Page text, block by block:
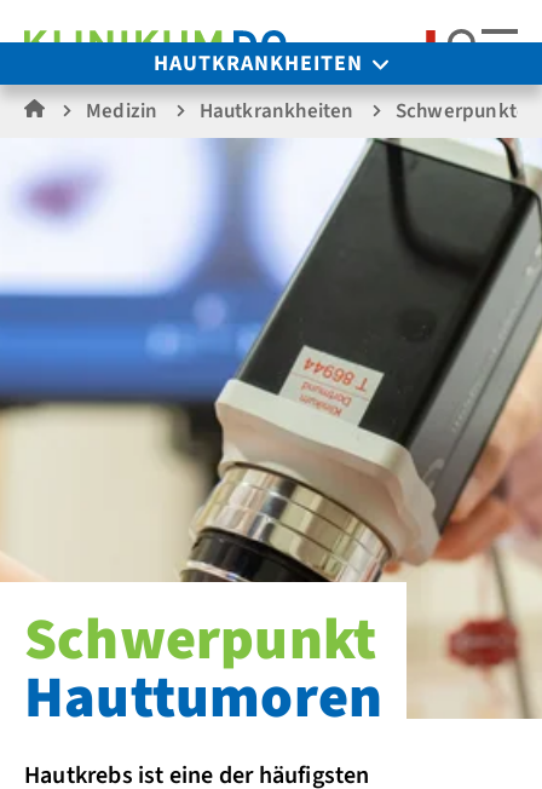
HAUTKRANKHEITEN
Medizin Hautkrankheiten Schwerpunkte
Schwerpunkt
Hauttumoren
Hautkrebs ist eine der häufigsten